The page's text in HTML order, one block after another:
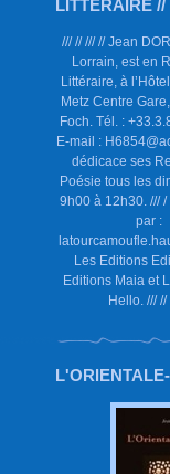
LITTERAIRE //
/// // /// // Jean
Lorrain, est en
Littéraire, à
Metz Centre
Foch. Tél. :
E-mail :
dédicace ses
Poésie tous les
9h00 à 12h30. ///
par :
Les Editions
Editions Maia et
Hello. /// //